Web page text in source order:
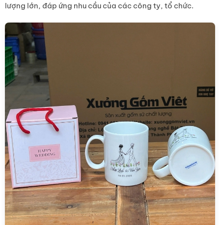
lượng lớn, đáp ứng nhu cầu của các công ty, tổ chức.